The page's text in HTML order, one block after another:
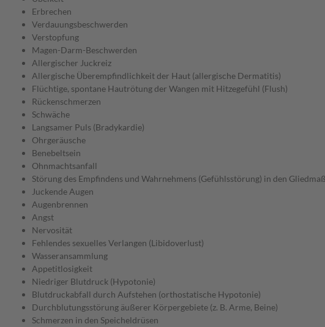
Erbrechen
Verdauungsbeschwerden
Verstopfung
Magen-Darm-Beschwerden
Allergischer Juckreiz
Allergische Überempfindlichkeit der Haut (allergische Dermatitis)
Flüchtige, spontane Hautrötung der Wangen mit Hitzegefühl (Flush)
Rückenschmerzen
Schwäche
Langsamer Puls (Bradykardie)
Ohrgeräusche
Benebeltsein
Ohnmachtsanfall
Störung des Empfindens und Wahrnehmens (Gefühlsstörung) in den
Juckende Augen
Augenbrennen
Angst
Nervosität
Fehlendes sexuelles Verlangen (Libidoverlust)
Wasseransammlung
Appetitlosigkeit
Niedriger Blutdruck (Hypotonie)
Blutdruckabfall durch Aufstehen (orthostatische Hypotonie)
Durchblutungsstörung äußerer Körpergebiete (z. B. Arme, Beine)
Schmerzen in den Speicheldrüsen